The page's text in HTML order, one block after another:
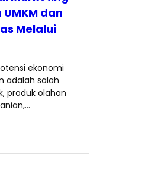
dan
Melalui
ekonomi
adalah salah
produk olahan